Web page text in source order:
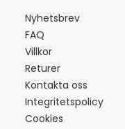
Nyhetsbrev
FAQ
Villkor
Returer
Kontakta oss
Integritetspolicy
Cookies